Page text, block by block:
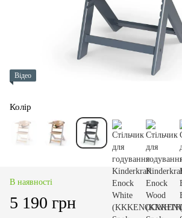
Відео
Колір
В наявності
5 190 грн